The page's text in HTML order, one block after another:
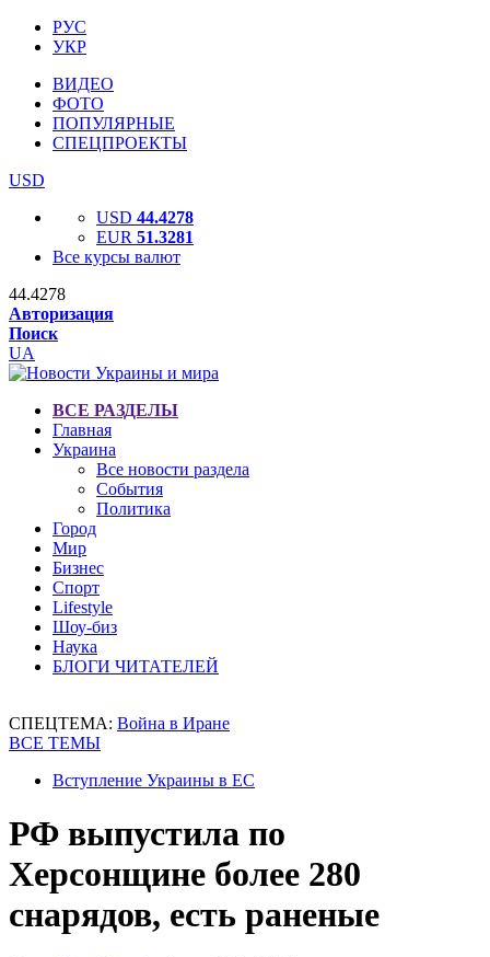
РУС
УКР
ВИДЕО
ФОТО
ПОПУЛЯРНЫЕ
СПЕЦПРОЕКТЫ
USD
USD 44.4278
EUR 51.3281
Все курсы валют
44.4278
Авторизация
Поиск
UA
ВСЕ РАЗДЕЛЫ
Главная
Украина
Все новости раздела
События
Политика
Город
Мир
Бизнес
Спорт
Lifestyle
Шоу-биз
Наука
БЛОГИ ЧИТАТЕЛЕЙ
СПЕЦТЕМА: Война в Иране
ВСЕ ТЕМЫ
Вступление Украины в ЕС
РФ выпустила по
Херсонщине более 280
снарядов, есть раненые